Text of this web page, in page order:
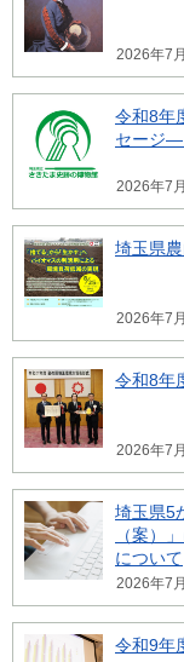
2026年7
令和8年
セージ―
2026年7
埼玉県
2026年7
令和8年
2026年7
埼玉県5
（案）
について
2026年7
令和9年